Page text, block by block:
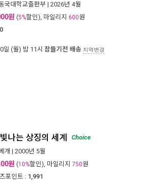
국대학교출판부 | 2026년 4월
원 (5%할인), 마일리지 600원
일 (월) 밤 11시 잠들기전 배송 지역변경
나는 상징의 세계
Choice
개 | 2000년 5월
원 (10%할인), 마일리지 750원
포인트 : 1,991